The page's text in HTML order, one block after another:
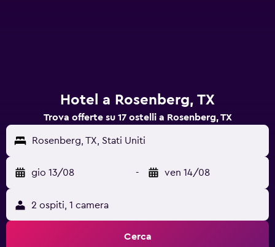
Hotel a Rosenberg, TX
Trova offerte su 17 ostelli a Rosenberg, TX
Rosenberg, TX, Stati Uniti
gio 13/08 - ven 14/08
2 ospiti, 1 camera
Cerca